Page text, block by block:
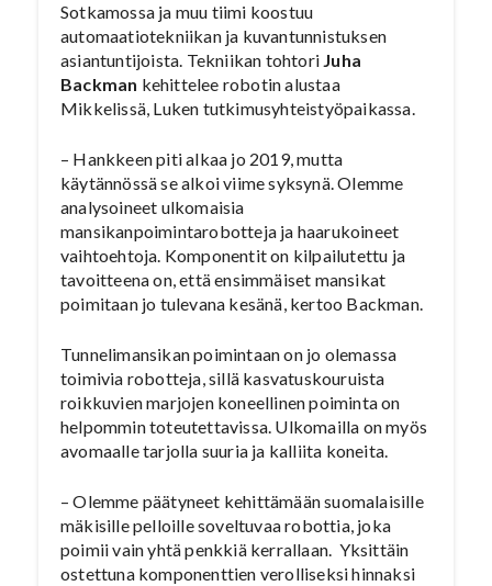
Sotkamossa ja muu tiimi koostuu
automaatiotekniikan ja kuvantunnistuksen
asiantuntijoista. Tekniikan tohtori Juha
Backman kehittelee robotin alustaa
Mikkelissä, Luken tutkimusyhteistyöpaikassa.
– Hankkeen piti alkaa jo 2019, mutta
käytännössä se alkoi viime syksynä. Olemme
analysoineet ulkomaisia
mansikanpoimintarobotteja ja haarukoineet
vaihtoehtoja. Komponentit on kilpailutettu ja
tavoitteena on, että ensimmäiset mansikat
poimitaan jo tulevana kesänä, kertoo Backman.
Tunnelimansikan poimintaan on jo olemassa
toimivia robotteja, sillä kasvatuskouruista
roikkuvien marjojen koneellinen poiminta on
helpommin toteutettavissa. Ulkomailla on myös
avomaalle tarjolla suuria ja kalliita koneita.
– Olemme päätyneet kehittämään suomalaisille
mäkisille pelloille soveltuvaa robottia, joka
poimii vain yhtä penkkiä kerrallaan. Yksittäin
ostettuna komponenttien verolliseksi hinnaksi